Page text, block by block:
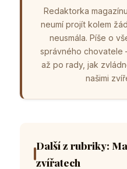
Redaktorka
neumí projít kolem
neusmála. Píše o
správného chovatele
až po rady, jak
našimi
Další z rubriky:
zvířatech